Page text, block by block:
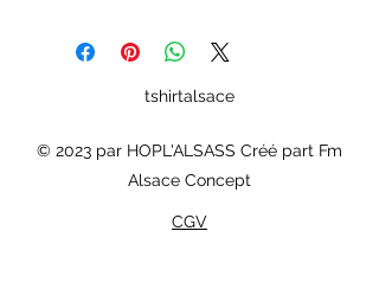
tshirtalsace
© 2023 par HOPL'ALSASS Créé part Fm
Alsace Concept
CGV